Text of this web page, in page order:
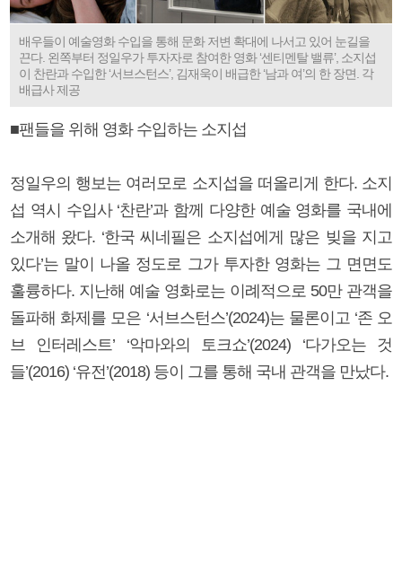
배우들이 예술영화 수입을 통해 문화 저변 확대에 나서고 있어 눈길을
끈다. 왼쪽부터 정일우가 투자자로 참여한 영화 ‘센티멘탈 밸류’, 소지섭
이 찬란과 수입한 ‘서브스턴스’, 김재욱이 배급한 ‘남과 여’의 한 장면. 각
배급사 제공
■팬들을 위해 영화 수입하는 소지섭
정일우의 행보는 여러모로 소지섭을 떠올리게 한다. 소지
섭 역시 수입사 ‘찬란’과 함께 다양한 예술 영화를 국내에
소개해 왔다. ‘한국 씨네필은 소지섭에게 많은 빚을 지고
있다’는 말이 나올 정도로 그가 투자한 영화는 그 면면도
훌륭하다. 지난해 예술 영화로는 이례적으로 50만 관객을
돌파해 화제를 모은 ‘서브스턴스’(2024)는 물론이고 ‘존 오
브 인터레스트’ ‘악마와의 토크쇼’(2024) ‘다가오는 것
들’(2016) ‘유전’(2018) 등이 그를 통해 국내 관객을 만났다.